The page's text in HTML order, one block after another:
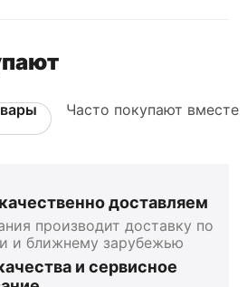
Часто покупают вместе
доставляем
производит доставку по
и ближнему зарубежью
и сервисное